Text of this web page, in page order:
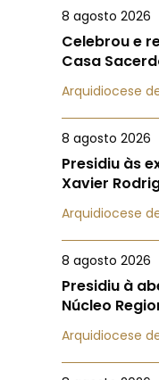
8 agosto 2026
Celebrou e
Casa
Arquidiocese
8 agosto 2026
Presidiu às
Xavier
Arquidiocese
8 agosto 2026
Presidiu à
Núcleo
Arquidiocese